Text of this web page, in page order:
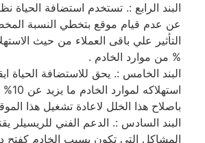
البند الرابع :. تستخدم استضافة الحياة
عن عدم قيام موقع بتخطي النسبة
% من موارد الخادم .
البند الخامس :. يحق للاستضافة الحياة
باصلاح هذا الخلل لاعادة تشغيل هذا
البند السادس :. الدعم الفني للريسيلر
المشاكل التي تكون بسبب الخادم كفتح